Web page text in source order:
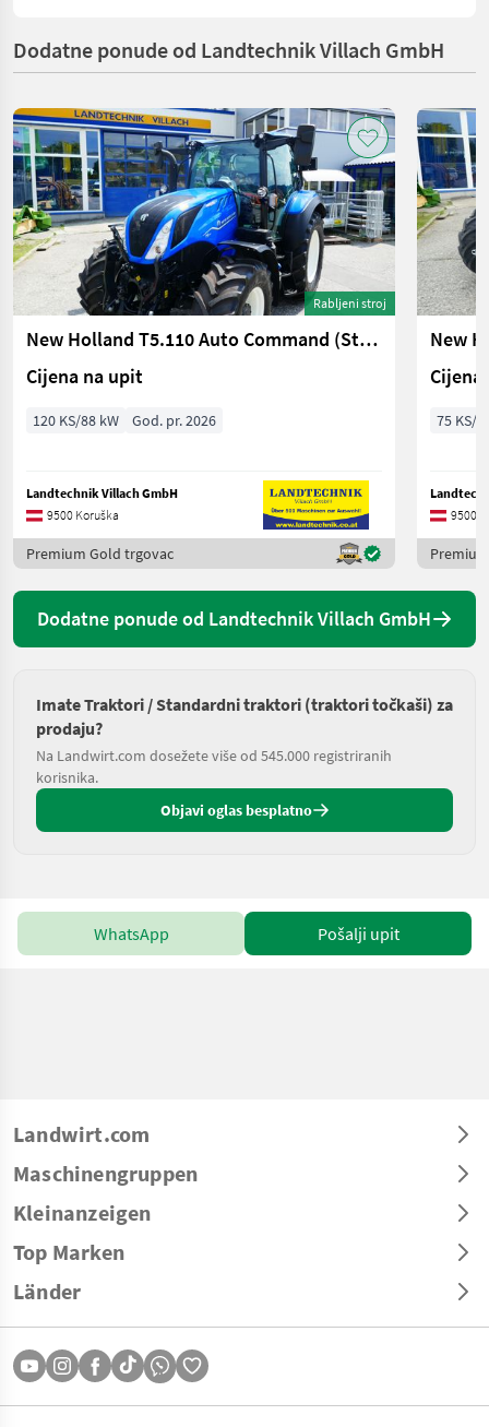
Dodatne ponude od Landtechnik Villach GmbH
Rabljeni stroj
New Holland T5.110 Auto Command (Stage V)
Cijena na upit
120 KS/88 kW God. pr. 2026
Landtechnik Villach GmbH
9500 Koruška
Premium Gold trgovac
New
75 KS/
9500
Dodatne ponude od Landtechnik Villach GmbH
Imate Traktori / Standardni traktori (traktori točkaši) za
prodaju?
Na Landwirt.com dosežete više od 545.000 registriranih
korisnika.
Objavi oglas besplatno
WhatsApp Pošalji upit
Landwirt.com
Maschinengruppen
Kleinanzeigen
Top Marken
Länder